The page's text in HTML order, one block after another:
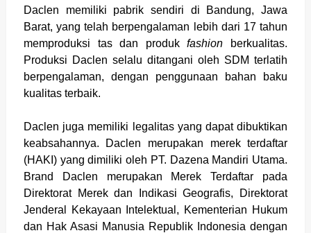
Daclen memiliki pabrik sendiri di Bandung, Jawa
Barat, yang telah berpengalaman lebih dari 17 tahun
memproduksi tas dan produkfashion berkualitas.
Produksi Daclen selalu ditangani oleh SDM terlatih
berpengalaman, dengan penggunaan bahan baku
kualitas terbaik.
Daclen juga memiliki legalitas yang dapat dibuktikan
keabsahannya. Daclen merupakan merek terdaftar
(HAKI) yang dimiliki oleh PT. Dazena Mandiri Utama.
Brand Daclen merupakan Merek Terdaftar pada
Direktorat Merek dan Indikasi Geografis, Direktorat
Jenderal Kekayaan Intelektual, Kementerian Hukum
dan Hak Asasi Manusia Republik Indonesia dengan